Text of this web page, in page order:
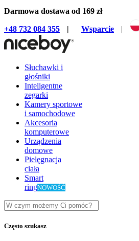
Darmowa dostawa od 169 zł
+48 732 084 355 | Wsparcie |
Słuchawki i
głośniki
Inteligentne
zegarki
Kamery sportowe
i samochodowe
Akcesoria
komputerowe
Urządzenia
domowe
Pielęgnacja
ciała
Smart
ringNOWOŚĆ
Często szukasz